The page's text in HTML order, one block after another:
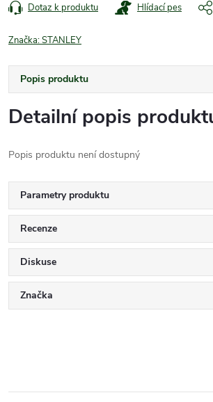
Dotaz k produktu Hlídací pes
Značka:STANLEY
Popis produktu
Detailní popis
Popis produktu není dostupný
Parametry produktu
Recenze
Diskuse
Značka